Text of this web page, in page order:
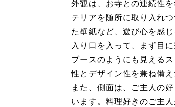
外観は、お寺との連続性
テリアを随所に取り入れ
た壁紙など、遊び心を感じ
入り口を入って、まず目
ブースのようにも見える
性とデザイン性を兼ね備
また、側面は、ご主人の
います。料理好きのご主